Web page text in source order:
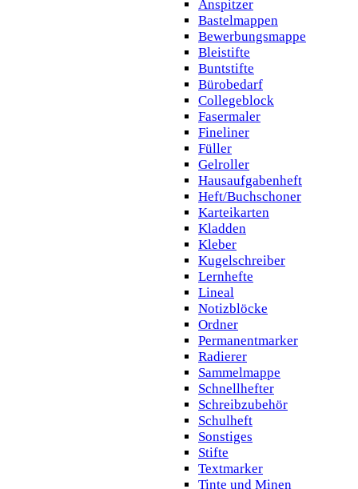
Anspitzer
Bastelmappen
Bewerbungsmappe
Bleistifte
Buntstifte
Bürobedarf
Collegeblock
Fasermaler
Fineliner
Füller
Gelroller
Hausaufgabenheft
Heft/Buchschoner
Karteikarten
Kladden
Kleber
Kugelschreiber
Lernhefte
Lineal
Notizblöcke
Ordner
Permanentmarker
Radierer
Sammelmappe
Schnellhefter
Schreibzubehör
Schulheft
Sonstiges
Stifte
Textmarker
Tinte und Minen